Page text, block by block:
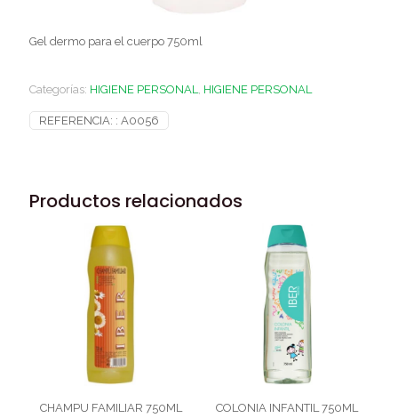
Gel dermo para el cuerpo 750ml
Categorías: HIGIENE PERSONAL, HIGIENE PERSONAL
REFERENCIA: : A0056
Productos relacionados
CHAMPU FAMILIAR 750ML COLONIA INFANTIL 750ML